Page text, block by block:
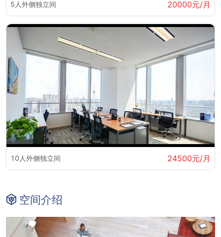
5人外侧独立间 20000元/月
10人外侧独立间 24500元/月
空间介绍